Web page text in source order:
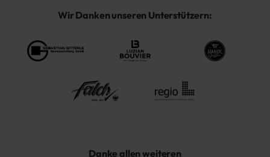
Wir Danken unseren Unterstützern:
Danke allen weiteren